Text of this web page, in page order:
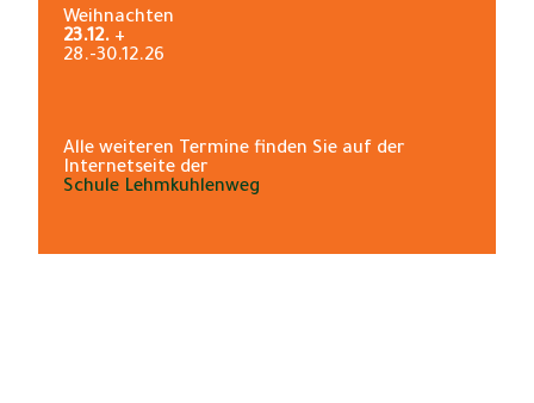
Weihnachten
23.12. +
28.-30.12.26
Alle weiteren Termine finden Sie auf der
Internetseite der
Schule Lehmkuhlenweg